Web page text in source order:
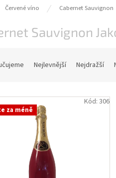
Červené víno Cabernet Sauvignon
Sauvignon
Nejlevnější Nejdražší
za méně
Kód: 306